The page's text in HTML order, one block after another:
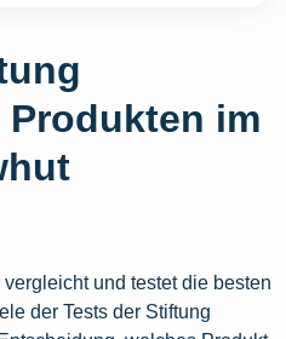
Produkten im
und testet die besten
der Tests der Stiftung